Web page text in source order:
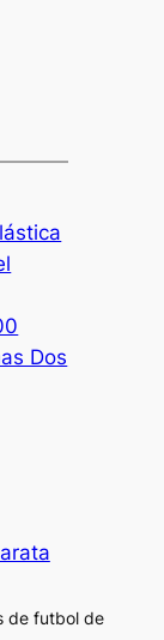
Dos
de futbol de